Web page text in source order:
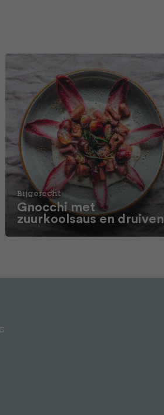
Bijgerecht
Gnocchi met
zuurkoolsaus en druiven